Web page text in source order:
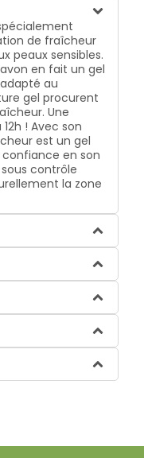
de fraîcheur
peaux sensibles.
en fait un gel
au
gel procurent
Une
! Avec son
est un gel
en son
contrôle
la zone